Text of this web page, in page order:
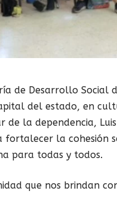
de Desarrollo Social
del estado, en
de la dependencia,
fortalecer la cohesión
para todas y todos.
que nos brindan